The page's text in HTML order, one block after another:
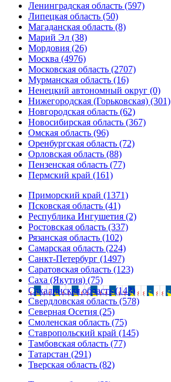
Ленинградская область (597)
Липецкая область (50)
Магаданская область (8)
Марий Эл (38)
Мордовия (26)
Москва (4976)
Московская область (2707)
Мурманская область (16)
Ненецкий автономный округ (0)
Нижегородская (Горьковская) (301)
Новгородская область (62)
Новосибирская область (367)
Омская область (96)
Оренбургская область (72)
Орловская область (88)
Пензенская область (77)
Пермский край (161)
Приморский край (1371)
Псковская область (41)
Республика Ингушетия (2)
Ростовская область (337)
Рязанская область (102)
Самарская область (224)
Санкт-Петербург (1497)
Саратовская область (123)
Саха (Якутия) (75)
Сахалинская область (143)
Свердловская область (578)
Северная Осетия (25)
Смоленская область (75)
Ставропольский край (145)
Тамбовская область (77)
Татарстан (291)
Тверская область (82)